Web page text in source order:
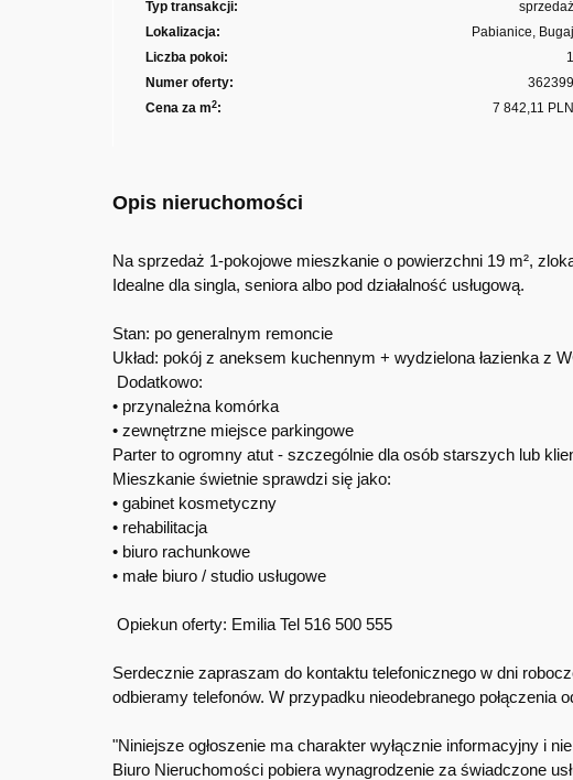
Typ transakcji: sprzedaż
Lokalizacja:
Pabianice, Bugaj
Liczba pokoi: 1
Numer oferty:
362399
Cena za m2: 7 842,11 PLN
Opis nieruchomości
Na sprzedaż 1-pokojowe mieszkanie o powierzchni 19 m²,
Idealne dla singla, seniora albo pod działalność usługową.
Stan: po generalnym remoncie
Układ: pokój z aneksem kuchennym + wydzielona łazienka z
Dodatkowo:
• przynależna komórka
• zewnętrzne miejsce parkingowe
Parter to ogromny atut - szczególnie dla osób starszych lub
Mieszkanie świetnie sprawdzi się jako:
• gabinet kosmetyczny
• rehabilitacja
• biuro rachunkowe
• małe biuro / studio usługowe
Opiekun oferty: Emilia Tel 516 500 555
Serdecznie zapraszam do kontaktu telefonicznego w dni
odbieramy telefonów. W przypadku nieodebranego połączenia
"Niniejsze ogłoszenie ma charakter wyłącznie informacyjny i
Biuro Nieruchomości pobiera wynagrodzenie za świadczone